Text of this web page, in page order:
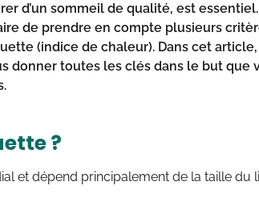
d’un sommeil de qualité, est essentiel.
de prendre en compte plusieurs
(indice de chaleur). Dans cet article,
donner toutes les clés dans le but que
?
et dépend principalement de la taille du